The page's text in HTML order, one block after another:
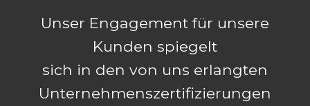
Unser Engagement für unsere
Kunden spiegelt
sich in den von uns erlangten
Unternehmenszertifizierungen